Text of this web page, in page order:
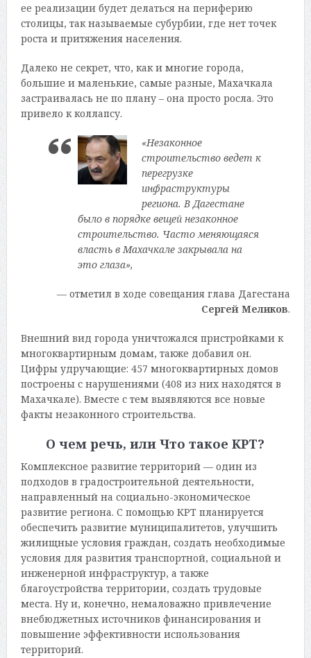
ее реализации будет делаться на периферию
столицы, так называемые субурбии, где нет точек
роста и притяжения населения.
Далеко не секрет, что, как и многие города,
большие и маленькие, самые разные, Махачкала
застраивалась не по плану – она просто росла. Это
привело к коллапсу.
«Незаконное
строительство ведет к
перегрузке
инфраструктуры
региона. В Дагестане
было в порядке вещей незаконное
строительство. Часто меняющаяся
власть в Махачкале закрывала на
это глаза»,
— отметил в ходе совещания глава Дагестана
Сергей Меликов.
Внешний вид города уничтожался пристройками к
многоквартирным домам, также добавил он.
Цифры удручающие: 457 многоквартирных домов
построены с нарушениями (408 из них находятся в
Махачкале). Вместе с тем выявляются все новые
факты незаконного строительства.
О чем речь, или Что такое КРТ?
Комплексное развитие территорий — один из
подходов в градостроительной деятельности,
направленный на социально-экономическое
развитие региона. С помощью КРТ планируется
обеспечить развитие муниципалитетов, улучшить
жилищные условия граждан, создать необходимые
условия для развития транспортной, социальной и
инженерной инфраструктур, а также
благоустройства территории, создать трудовые
места. Ну и, конечно, немаловажно привлечение
внебюджетных источников финансирования и
повышение эффективности использования
территорий.